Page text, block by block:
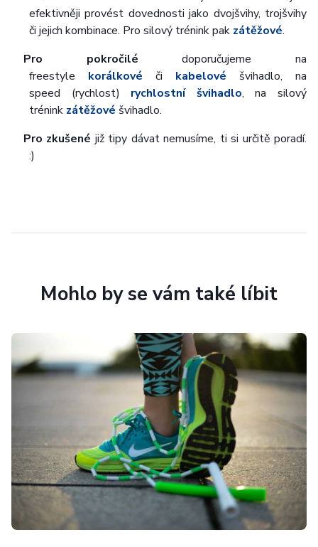
efektivněji provést dovednosti jako dvojšvihy, trojšvihy
či jejich kombinace. Pro silový trénink pak zátěžové.
Pro pokročilé
doporučujeme na
freestyle
korálkové či kabelové
švihadlo, na
speed (rychlost)
rychlostní švihadlo, na silový
trénink zátěžové švihadlo.
Pro zkušené již tipy dávat nemusíme, ti si určitě poradí.
:)
Mohlo by se vám také líbit